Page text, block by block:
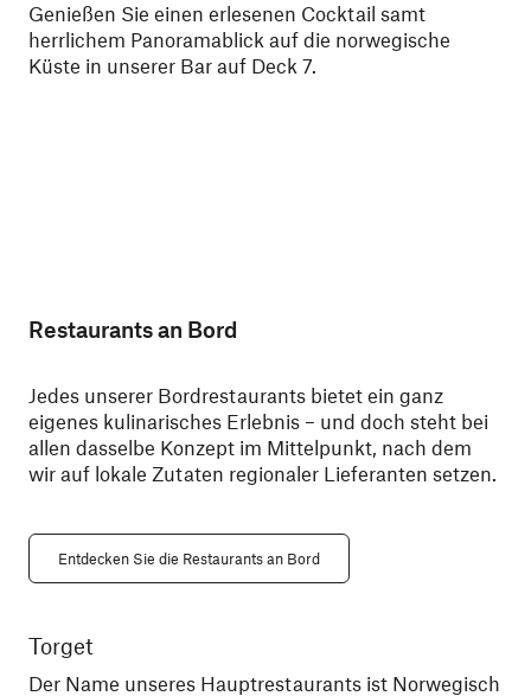
Genießen Sie einen erlesenen Cocktail samt
herrlichem Panoramablick auf die norwegische
Küste in unserer Bar auf Deck 7.
Restaurants an Bord
Jedes unserer Bordrestaurants bietet ein ganz
eigenes kulinarisches Erlebnis – und doch steht bei
allen dasselbe Konzept im Mittelpunkt, nach dem
wir auf lokale Zutaten regionaler Lieferanten setzen.
Entdecken Sie die Restaurants an Bord
Torget
Der Name unseres Hauptrestaurants ist Norwegisch